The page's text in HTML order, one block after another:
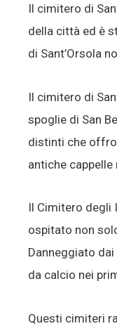
Il cimitero di
della città ed è
di Sant’Orsola
Il cimitero di
spoglie di San
distinti che
antiche
Il Cimitero degli
ospitato non
Danneggiato
da calcio nei
Questi cimiteri